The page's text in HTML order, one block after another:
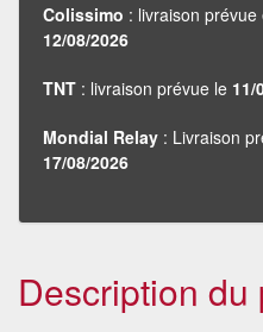
Colissimo : livraison prévue
12/08/2026
TNT : livraison prévue le 11/
Mondial Relay : Livraison
17/08/2026
Description du